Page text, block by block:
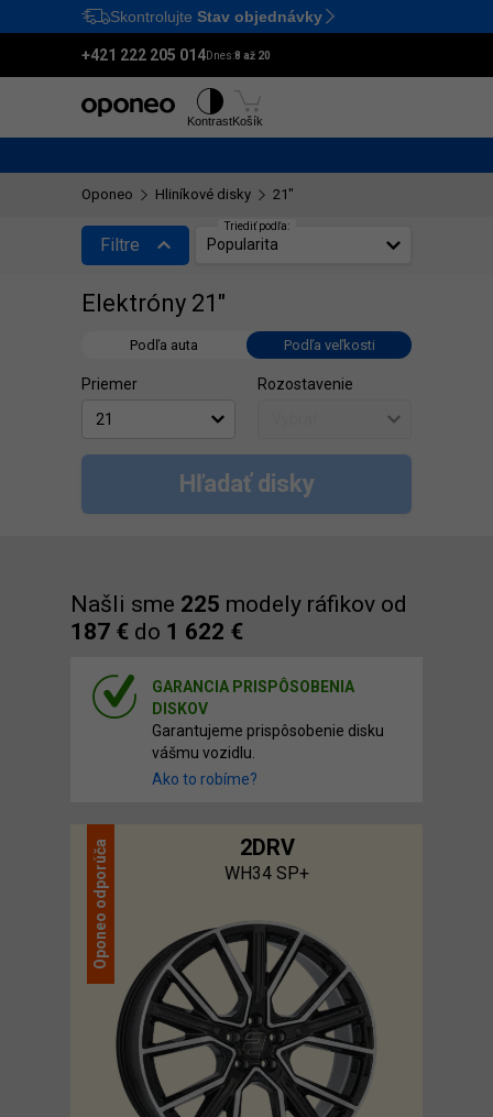
Ctrl M
Skontrolujte Stav objednávky
+421 222 205 014Dnes:8 až 20
KontrastKošík
Oponeo Hliníkové disky 21"
Filtre
Elektróny 21"
Podľa auta Podľa veľkosti
Priemer Rozostavenie
Hľadať disky
Našli sme 225 modely ráfikov od
187 € do 1 622 €
Triediť podľa:
Popularita
GARANCIA PRISPÔSOBENIA
DISKOV
Garantujeme prispôsobenie disku
vášmu vozidlu.
Ako to robíme?
2DRV
WH34 SP+
Oponeo
odporúča